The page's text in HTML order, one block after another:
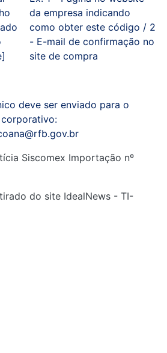
da empresa indicando
como obter este código / 2
- E-mail de confirmação no
site de compra
deve ser enviado para o
Siscomex Importação nº
do site IdealNews - TI-